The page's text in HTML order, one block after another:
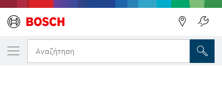
Αναζήτηση
Η ΕΠΙΛΕΓΜΈΝΗ ΠΑΡΑΛΛΑΓΉ ΣΑΣ
Πλαστική κασετίνα
2 605 438 686